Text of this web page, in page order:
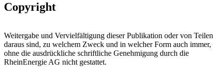
Copyright
Weitergabe und Vervielfältigung dieser Publikation oder von Teilen
daraus sind, zu welchem Zweck und in welcher Form auch immer,
ohne die ausdrückliche schriftliche Genehmigung durch die
RheinEnergie AG nicht gestattet.